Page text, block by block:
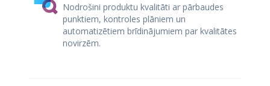
Nodrošini produktu kvalitāti ar pārbaudes
punktiem, kontroles plāniem un
automatizētiem brīdinājumiem par kvalitātes
novirzēm.